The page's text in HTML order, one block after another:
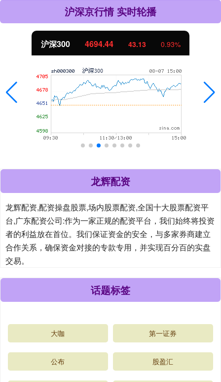
沪深京行情 实时轮播
北证50 1134.24 11.37
龙辉配资
龙辉配资,配资操盘股票,场内股票配资,全国十大股票配资平
台,广东配资公司:作为一家正规的配资平台，我们始终将投资
者的利益放在首位。我们保证资金的安全，与多家券商建立
合作关系，确保资金对接的专款专用，并实现百分百的实盘
交易。
话题标签
大咖 第一证券
公布 股盈汇